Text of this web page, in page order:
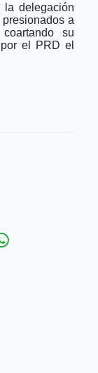
delegación
a
su
el PRD el